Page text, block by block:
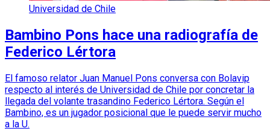
Universidad de Chile
Bambino Pons hace una radiografía de
Federico Lértora
El famoso relator Juan Manuel Pons conversa con Bolavip
respecto al interés de Universidad de Chile por concretar la
llegada del volante trasandino Federico Lértora. Según el
Bambino, es un jugador posicional que le puede servir mucho
a la U.